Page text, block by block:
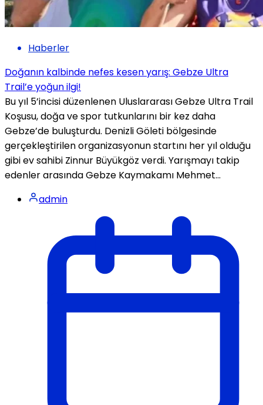
Haberler
Doğanın kalbinde nefes kesen yarış: Gebze Ultra
Trail’e yoğun ilgi!
Bu yıl 5’incisi düzenlenen Uluslararası Gebze Ultra Trail
Koşusu, doğa ve spor tutkunlarını bir kez daha
Gebze’de buluşturdu. Denizli Göleti bölgesinde
gerçekleştirilen organizasyonun startını her yıl olduğu
gibi ev sahibi Zinnur Büyükgöz verdi. Yarışmayı takip
edenler arasında Gebze Kaymakamı Mehmet...
admin